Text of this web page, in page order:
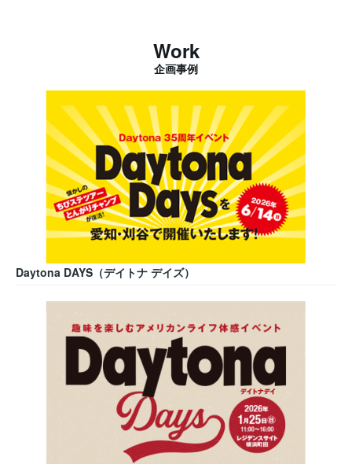
Work
企画事例
Daytona DAYS（デイトナ デイズ）